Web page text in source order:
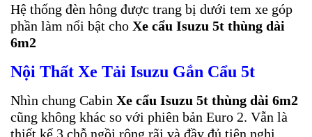
Hệ thống đèn hông được trang bị dưới tem xe góp
phần làm nổi bật cho Xe cẩu Isuzu 5t thùng dài
6m2
Nội Thất Xe Tải Isuzu Gắn Cẩu 5t
Nhìn chung Cabin Xe cẩu Isuzu 5t thùng dài 6m2
cũng không khác so với phiên bản Euro 2. Vẫn là
thiết kế 3 chỗ ngồi rộng rãi và đầy đủ tiện nghi.